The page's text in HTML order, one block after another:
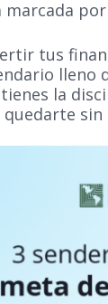
tus
lleno
la
sin